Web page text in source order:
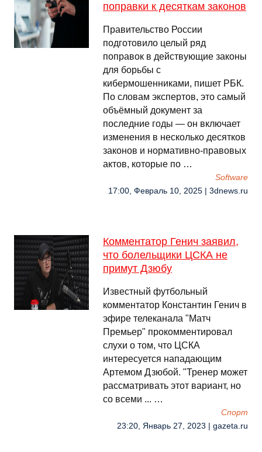
поправки к десяткам законов
Правительство России
подготовило целый ряд
поправок в действующие законы
для борьбы с
кибермошенниками, пишет РБК.
По словам экспертов, это самый
объёмный документ за
последние годы — он включает
изменения в несколько десятков
законов и нормативно-правовых
актов, которые по …
Software
17:00, Февраль 10, 2025 | 3dnews.ru
Комментатор Генич заявил,
что болельщики ЦСКА не
примут Дзюбу
Известный футбольный
комментатор Константин Генич в
эфире телеканала "Матч
Премьер" прокомментировал
слухи о том, что ЦСКА
интересуется нападающим
Артемом Дзюбой. "Тренер может
рассматривать этот вариант, но
со всеми ... …
Спорт
23:20, Январь 27, 2023 | gazeta.ru